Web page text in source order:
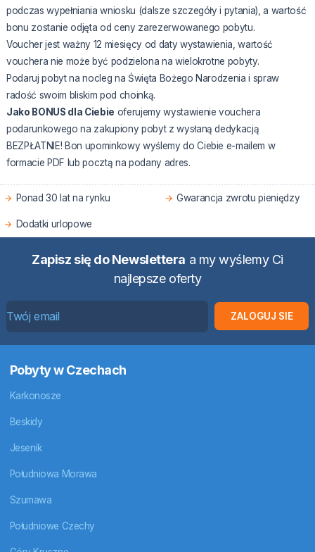
podczas wypełniania wniosku (dalsze szczegóły i pytania), a wartość
bonu zostanie odjęta od ceny zarezerwowanego pobytu.
Voucher jest ważny 12 miesięcy od daty wystawienia, wartość
vouchera nie może być podzielona na wielokrotne pobyty.
Podaruj pobyt na nocleg na Święta Bożego Narodzenia i spraw
radość swoim bliskim pod choinką.
Jako BONUS dla Ciebie oferujemy wystawienie vouchera
podarunkowego na zakupiony pobyt z wysłaną dedykacją
BEZPŁATNIE! Bon upominkowy wyślemy do Ciebie e-mailem w
formacie PDF lub pocztą na podany adres.
Ponad 30 lat na rynku Gwarancja zwrotu pieniędzy
Dodatki urlopowe
Zapisz się do Newslettera a my wyślemy Ci
najlepsze oferty
ZALOGUJ SIE
Pobyty w Czechach
Karkonosze
Beskidy
Jesenik
Południowa Morawa
Szumawa
Południowe Czechy